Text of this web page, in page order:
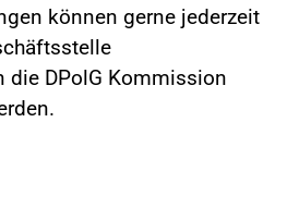
können gerne jederzeit
die DPolG Kommission